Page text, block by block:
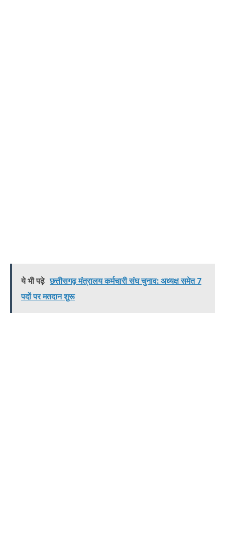
ये भी पढ़े छत्तीसगढ़ मंत्रालय कर्मचारी संघ चुनाव: अध्यक्ष समेत 7
पदों पर मतदान शुरू